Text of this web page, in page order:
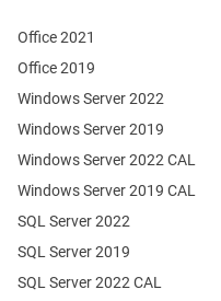
Office 2021
Office 2019
Windows Server 2022
Windows Server 2019
SQL Server 2022
SQL Server 2019
Windows Server 2022 CAL
Windows Server 2019 CAL
SQL Server 2022 CAL